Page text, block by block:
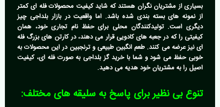
بسیاری از مشتریان نگران هستند که شاید کیفیت محصولات فله ای کمتر
از نمونه های بسته بندی شده باشد. اما واقعیت در بازار بلداجی چیز
دیگری است. تولیدکنندگان محلی برای حفظ نام تجاری خود، همان
کیفیتی را که در جعبه های کادویی قرار می دهند، در کارتن های بزرگ فله
ای نیز عرضه می کنند. طعم انگبین طبیعی و ترنجبین در این محصولات به
خوبی حفظ می شود و شما باخرید گز بلداجی به صورت فله ای، کیفیت
اصیل را به مشتریان خود هدیه می دهید.
تنوع بی نظیر برای پاسخ به سلیقه های مختلف: